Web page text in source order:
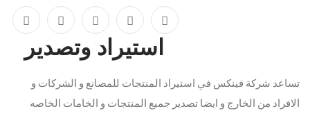
استيراد وتصدير
تساعد شركة فينكس في استيراد المنتجات للمصانع و الشركات و
الافراد من الخارج و ايضا تصدير جميع المنتجات و الخامات الخاصه